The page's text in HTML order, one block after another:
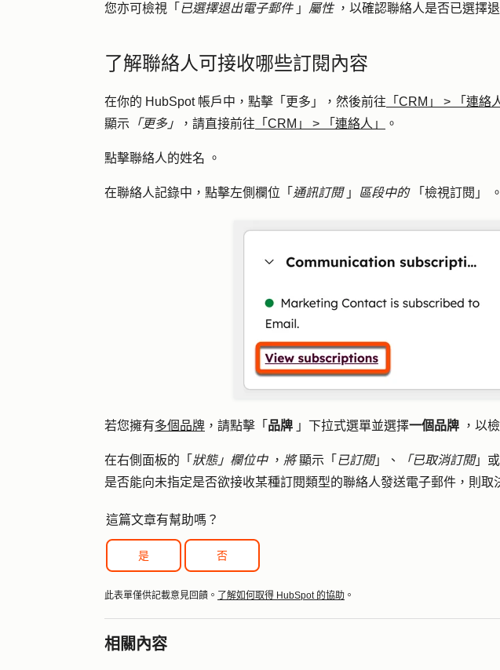
您亦可檢視「 已選擇退出電子郵件 」 屬性 ，以確認聯絡人是否已選擇
了解聯絡人可接收哪些訂閱內容
在你的 HubSpot 帳戶中，點擊 「更多」 ，然後前往 「CRM」 > 「連絡
顯示 「更多」 ，請直接前往 「CRM」 > 「連絡人」 。
點擊聯絡人的姓名 。
在聯絡人記錄中，點擊左側欄位「 通訊訂閱 」 區段中的 「檢視訂閱」 。
若您擁有多個品牌 ，請點擊「 品牌 」 下拉式選單並選擇一個品牌 ，以
在右側面板的「 狀態」欄位中 ， 將顯示「 已訂閱」、 「已取消訂閱」
是否能向未指定是否欲接收某種訂閱類型的聯絡人發送電子郵件，則取
這篇文章有幫助嗎？
是 否
此表單僅供記載意見回饋。 了解如何取得 HubSpot 的協助 。
相關內容